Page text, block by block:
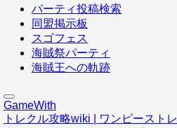
パーティ投稿検索
同盟掲示板
スゴフェス
海賊祭パーティ
海賊王への軌跡
GameWith
トレクル攻略wiki | ワンピースト